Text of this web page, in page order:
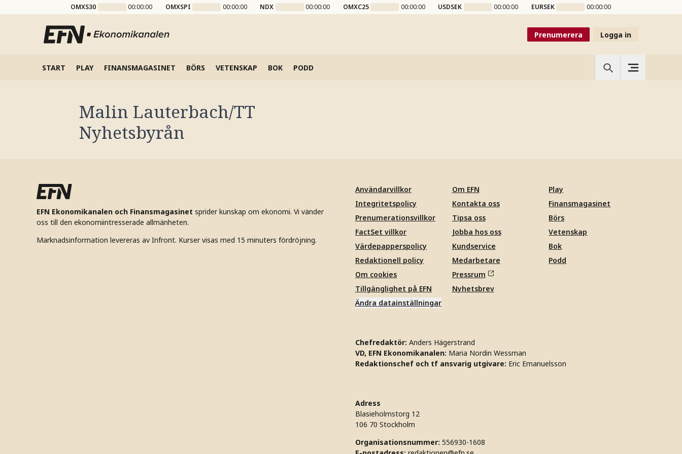
OMXS30 00:00:00 OMXSPI 00:00:00 NDX 00:00:00 OMXC25 00:00:00 USDSEK 00:00:00 EURSEK 00:00:00
Prenumerera Logga in
START PLAY FINANSMAGASINET BÖRS VETENSKAP BOK PODD
Malin Lauterbach/TT
Nyhetsbyrån
EFN Ekonomikanalen och Finansmagasinet sprider kunskap om ekonomi. Vi vänder
oss till den ekonomiintresserade allmänheten.
Marknadsinformation levereras av Infront. Kurser visas med 15 minuters fördröjning.
Användarvillkor
Integritetspolicy
Prenumerationsvillkor
FactSet villkor
Värdepapperspolicy
Redaktionell policy
Om cookies
Tillgänglighet på EFN
Ändra datainställningar
Om EFN
Kontakta oss
Tipsa oss
Jobba hos oss
Kundservice
Medarbetare
Pressrum
Nyhetsbrev
Play
Finansmagasinet
Börs
Vetenskap
Bok
Podd
Chefredaktör: Anders Hägerstrand
VD, EFN Ekonomikanalen: Maria Nordin Wessman
Redaktionschef och tf ansvarig utgivare: Eric Emanuelsson
Adress
Blasieholmstorg 12
106 70 Stockholm
Organisationsnummer: 556930-1608